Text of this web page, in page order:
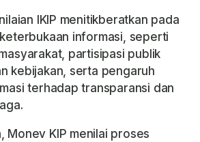
IKIP menitikberatkan pada
informasi, seperti
partisipasi publik
kebijakan, serta pengaruh
terhadap transparansi dan
Monev KIP menilai proses